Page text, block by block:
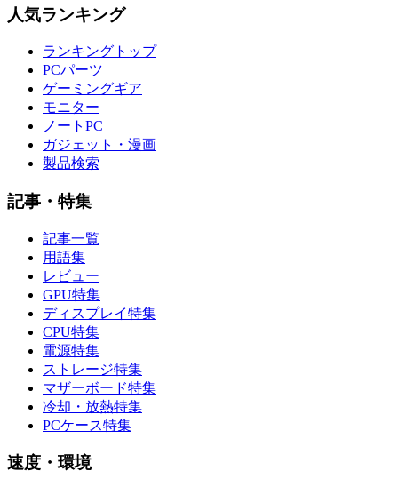
人気ランキング
ランキングトップ
PCパーツ
ゲーミングギア
モニター
ノートPC
ガジェット・漫画
製品検索
記事・特集
記事一覧
用語集
レビュー
GPU特集
ディスプレイ特集
CPU特集
電源特集
ストレージ特集
マザーボード特集
冷却・放熱特集
PCケース特集
速度・環境